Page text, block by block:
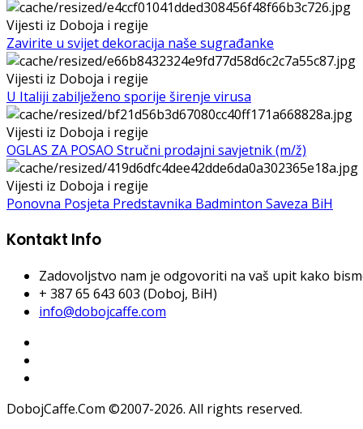
Vijesti iz Doboja i regije
Zavirite u svijet dekoracija naše sugrađanke
Vijesti iz Doboja i regije
U Italiji zabilježeno sporije širenje virusa
Vijesti iz Doboja i regije
OGLAS ZA POSAO Stručni prodajni savjetnik (m/ž)
Vijesti iz Doboja i regije
Ponovna Posjeta Predstavnika Badminton Saveza BiH
Kontakt Info
Zadovoljstvo nam je odgovoriti na vaš upit kako
+ 387 65 643 603 (Doboj, BiH)
info@dobojcaffe.com
DobojCaffe.Com ©2007-2026. All rights reserved.